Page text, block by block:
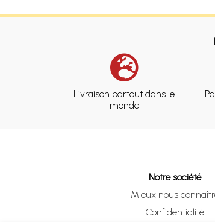
Livraison partout dans le
monde
Notre société
Mieux nous
Confidentialité